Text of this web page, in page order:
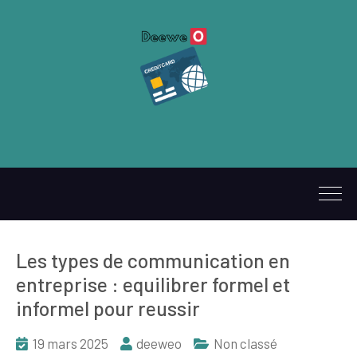
Les types de communication en
entreprise : equilibrer formel et
informel pour reussir
19 mars 2025 deeweo Non classé